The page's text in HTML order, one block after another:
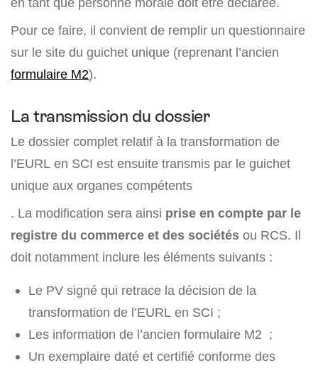
Pour ce faire, il convient de remplir un questionnaire
sur le site du guichet unique (reprenant l’ancien
formulaire M2).
La transmission du dossier
Le dossier complet relatif à la transformation de
l’EURL en SCI est ensuite transmis par le guichet
unique aux organes compétents
. La modification sera ainsi prise en compte par le
registre du commerce et des sociétés ou RCS. Il
doit notamment inclure les éléments suivants :
Le PV signé qui retrace la décision de la
transformation de l’EURL en SCI ;
Les information de l’ancien formulaire M2 ;
Un exemplaire daté et certifié conforme des